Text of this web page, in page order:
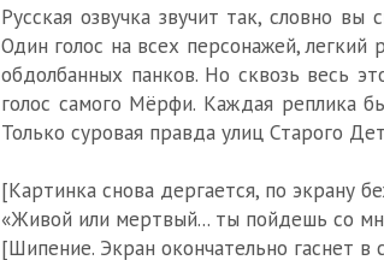
Русская озвучка звучит так, словно
Один голос на всех персонажей,
обдолбанных панков. Но сквозь весь
голос самого Мёрфи. Каждая реплика
Только суровая правда улиц Старого
[Картинка снова дергается, по экрану
«Живой или мертвый... ты пойдешь со
[Шипение. Экран окончательно гаснет в